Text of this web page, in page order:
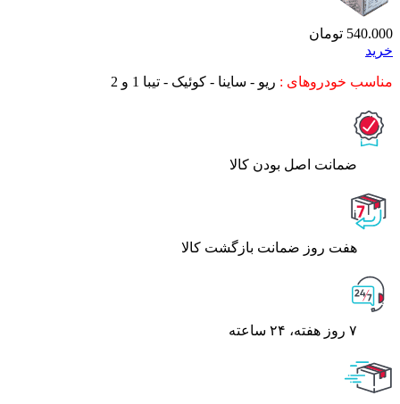
540.000 تومان
خرید
مناسب خودروهای : ریو - ساینا - کوئیک - تیبا 1 و 2
ﺿﻤﺎﻧﺖ اﺻﻞ ﺑﻮدن ﮐﺎﻟﺎ
هفت روز ضمانت بازگشت کالا
۷ روز ﻫﻔﺘﻪ، ۲۴ ﺳﺎﻋﺘﻪ